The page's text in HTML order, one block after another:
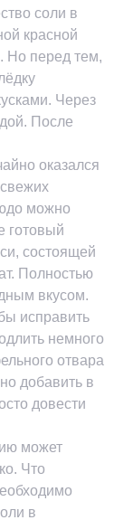
соли в
красной
Но перед тем,
Через
После
оказался
можно
готовый
состоящей
Полностью
вкусом.
исправить
немного
отвара
добавить в
довести
может
Что
в